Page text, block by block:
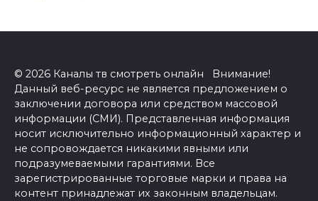
© 2026 Каналы тв смотреть онлайн Внимание!
Данный веб-ресурс не является предложением о
заключении договора или средством массовой
информации (СМИ). Представленная информация
носит исключительно информационный характер и
не сопровождается никакими явными или
подразумеваемыми гарантиями. Все
зарегистрированные торговые марки и права на
контент принадлежат их законным владельцам.